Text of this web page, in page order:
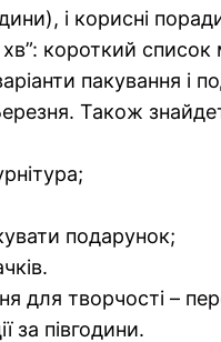
і корисні
короткий список
пакування і
Також
подарунок;
творчості –
за півгодини.